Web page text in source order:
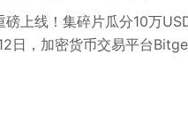
上线！集碎片瓜分10万
日，加密货币交易平台